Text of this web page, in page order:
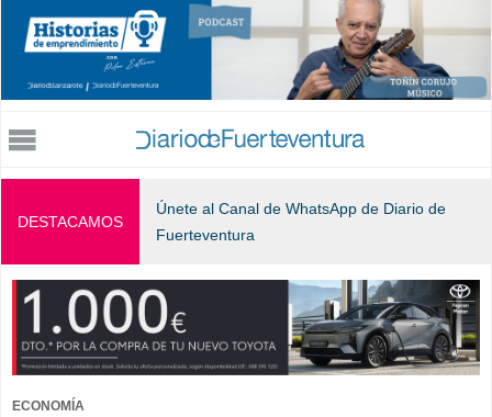
Jump to navigation
DESTACAMOS
Únete al Canal de WhatsApp de Diario de
Fuerteventura
ECONOMÍA